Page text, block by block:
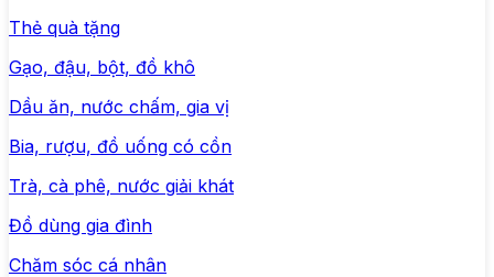
Thẻ quà tặng
Gạo, đậu, bột, đồ khô
Dầu ăn, nước chấm, gia vị
Bia, rượu, đồ uống có cồn
Trà, cà phê, nước giải khát
Đồ dùng gia đình
Chăm sóc cá nhân